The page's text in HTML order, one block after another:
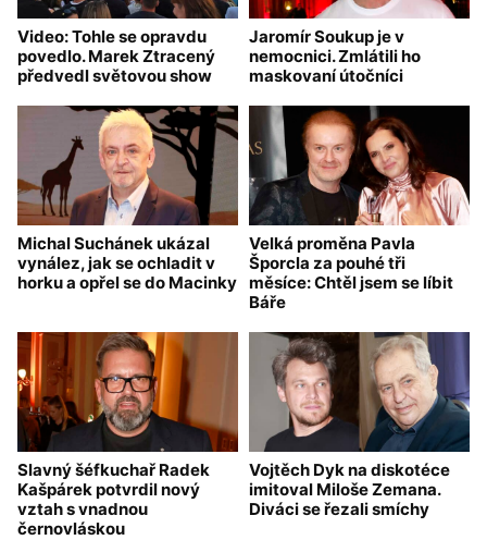
Video: Tohle se opravdu
povedlo. Marek Ztracený
předvedl světovou show
Jaromír Soukup je v
nemocnici. Zmlátili ho
maskovaní útočníci
Michal Suchánek ukázal
vynález, jak se ochladit v
horku a opřel se do Macinky
Velká proměna Pavla
Šporcla za pouhé tři
měsíce: Chtěl jsem se líbit
Báře
Slavný šéfkuchař Radek
Kašpárek potvrdil nový
vztah s vnadnou
černovláskou
Vojtěch Dyk na diskotéce
imitoval Miloše Zemana.
Diváci se řezali smíchy